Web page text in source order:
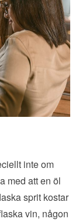
inte om
med att en öl
sprit kostar
vin, någon